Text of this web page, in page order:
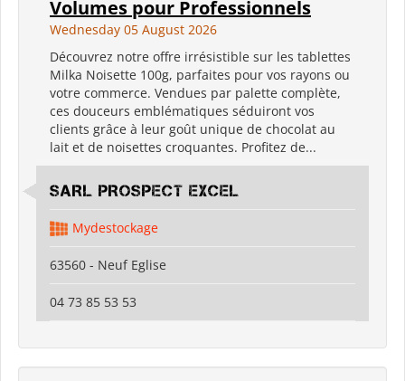
Volumes pour Professionnels
Wednesday 05 August 2026
Découvrez notre offre irrésistible sur les tablettes
Milka Noisette 100g, parfaites pour vos rayons ou
votre commerce. Vendues par palette complète,
ces douceurs emblématiques séduiront vos
clients grâce à leur goût unique de chocolat au
lait et de noisettes croquantes. Profitez de...
SARL PROSPECT EXCEL
Mydestockage
63560 - Neuf Eglise
04 73 85 53 53